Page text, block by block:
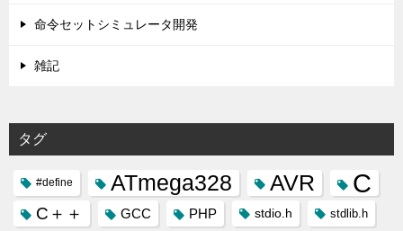
命令セットシミュレータ開発
雑記
タグ
#define ATmega328 AVR C
C＋＋ GCC PHP stdio.h stdlib.h